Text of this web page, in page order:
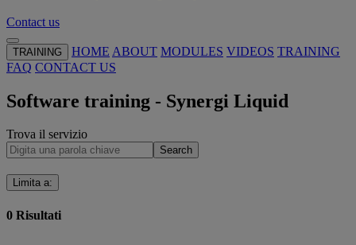
Contact us
TRAINING HOME ABOUT MODULES VIDEOS TRAINING
FAQ CONTACT US
Software training - Synergi Liquid
Trova il servizio
Search
Limita a:
0 Risultati